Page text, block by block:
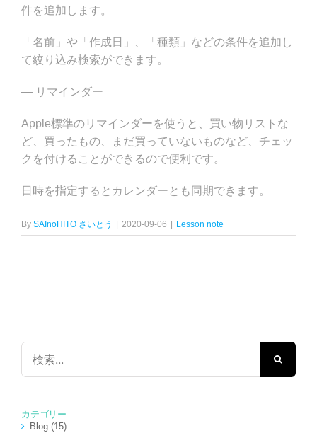
件を追加します。
「名前」や「作成日」、「種類」などの条件を追加し
て絞り込み検索ができます。
— リマインダー
Apple標準のリマインダーを使うと、買い物リストな
ど、買ったもの、まだ買っていないものなど、チェッ
クを付けることができるので便利です。
日時を指定するとカレンダーとも同期できます。
By SAInoHITO さいとう 2020-09-06 Lesson note
検
…
カテゴリー
Blog (15)